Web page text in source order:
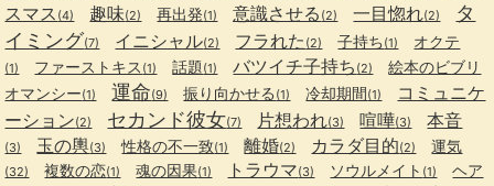
スマス (4) 趣味(2) 再出発(1) 意識させる (2) 一目惚れ(2)
タ
イミング(7) イニシャル(2) フラれた (2) 子持ち(1) オクテ
(1) ファーストキス (1) 話題(1) バツイチ子持ち (2)
絵本のビブリ
オマンシー(1) 運命(9) 振り向かせる (1) 冷却期間(1)
コミュニケ
ーション(2) セカンド彼女(7) 片想われ(3) 喧嘩(3) 本音
(3) 玉の輿(3) 性格の不一致(1) 離婚(2) カラダ目的(2) 運気
(32) 複数の恋(1) 魂の因果(1) トラウマ(3) ソウルメイト (1)
ヘア